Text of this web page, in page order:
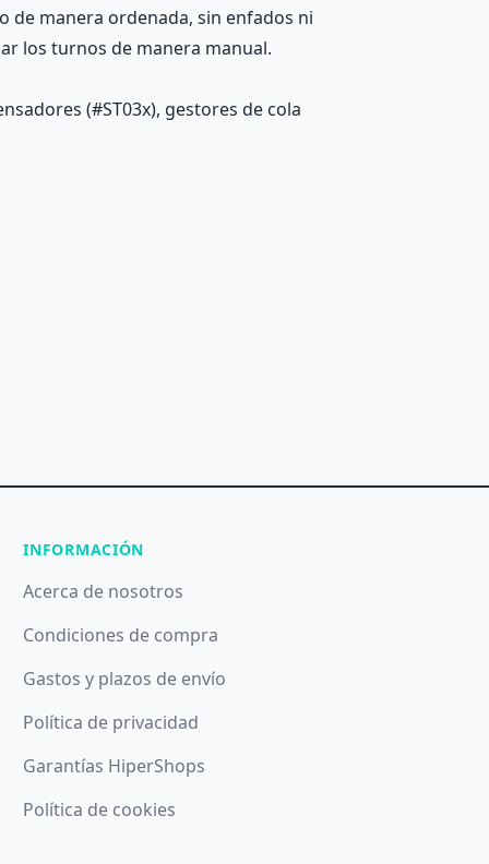
de manera ordenada, sin enfados ni
los turnos de manera manual.
(#ST03x), gestores de cola
INFORMACIÓN
Acerca de nosotros
Condiciones de compra
Gastos y plazos de envío
Política de privacidad
Garantías HiperShops
Política de cookies